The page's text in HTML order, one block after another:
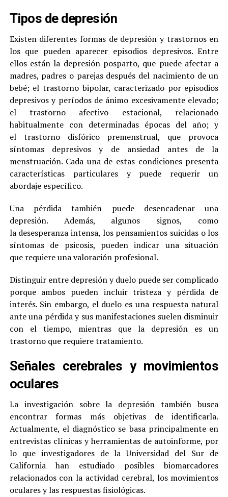
Tipos de depresión
Existen diferentes formas de depresión y trastornos en
los que pueden aparecer episodios depresivos. Entre
ellos están la depresión posparto, que puede afectar a
madres, padres o parejas después del nacimiento de un
bebé; el trastorno bipolar, caracterizado por episodios
depresivos y períodos de ánimo excesivamente elevado;
el trastorno afectivo estacional, relacionado
habitualmente con determinadas épocas del año; y
el trastorno disfórico premenstrual, que provoca
síntomas depresivos y de ansiedad antes de la
menstruación. Cada una de estas condiciones presenta
características particulares y puede requerir un
abordaje específico.
Una pérdida también puede desencadenar una
depresión. Además, algunos signos, como
la desesperanza intensa, los pensamientos suicidas o los
síntomas de psicosis, pueden indicar una situación
que requiere una valoración profesional.
Distinguir entre depresión y duelo puede ser complicado
porque ambos pueden incluir tristeza y pérdida de
interés. Sin embargo, el duelo es una respuesta natural
ante una pérdida y sus manifestaciones suelen disminuir
con el tiempo, mientras que la depresión es un
trastorno que requiere tratamiento.
Señales cerebrales y movimientos
oculares
La investigación sobre la depresión también busca
encontrar formas más objetivas de identificarla.
Actualmente, el diagnóstico se basa principalmente en
entrevistas clínicas y herramientas de autoinforme, por
lo que investigadores de la Universidad del Sur de
California han estudiado posibles biomarcadores
relacionados con la actividad cerebral, los movimientos
oculares y las respuestas fisiológicas.